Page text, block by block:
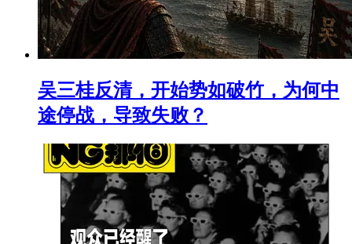
吴三桂反清，开始势如破竹，为何中
途停战，导致失败？